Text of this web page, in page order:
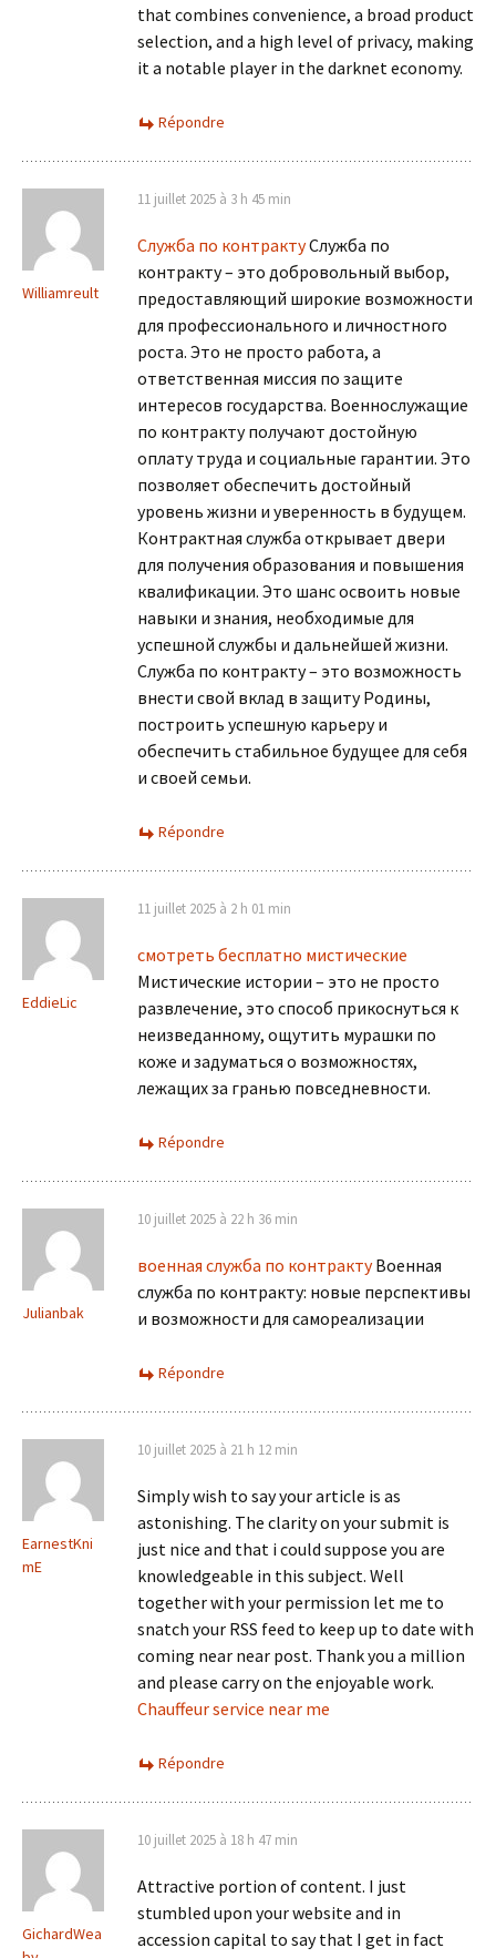
that combines convenience, a broad product
selection, and a high level of privacy, making
it a notable player in the darknet economy.
Répondre
Williamreult
11 juillet 2025 à 3 h 45 min
Служба по контрактуСлужба по
контракту – это добровольный выбор,
предоставляющий широкие возможности
для профессионального и личностного
роста. Это не просто работа, а
ответственная миссия по защите
интересов государства. Военнослужащие
по контракту получают достойную
оплату труда и социальные гарантии. Это
позволяет обеспечить достойный
уровень жизни и уверенность в будущем.
Контрактная служба открывает двери
для получения образования и повышения
квалификации. Это шанс освоить новые
навыки и знания, необходимые для
успешной службы и дальнейшей жизни.
Служба по контракту – это возможность
внести свой вклад в защиту Родины,
построить успешную карьеру и
обеспечить стабильное будущее для себя
и своей семьи.
Répondre
EddieLic
11 juillet 2025 à 2 h 01 min
смотреть бесплатно мистические
Мистические истории – это не просто
развлечение, это способ прикоснуться к
неизведанному, ощутить мурашки по
коже и задуматься о возможностях,
лежащих за гранью повседневности.
Répondre
Julianbak
10 juillet 2025 à 22 h 36 min
военная служба по контрактуВоенная
служба по контракту: новые перспективы
и возможности для самореализации
Répondre
EarnestKni
mE
10 juillet 2025 à 21 h 12 min
Simply wish to say your article is as
astonishing. The clarity on your submit is
just nice and that i could suppose you are
knowledgeable in this subject. Well
together with your permission let me to
snatch your RSS feed to keep up to date with
coming near near post. Thank you a million
and please carry on the enjoyable work.
Chauffeur service near me
Répondre
GichardWea
10 juillet 2025 à 18 h 47 min
Attractive portion of content. I just
stumbled upon your website and in
accession capital to say that I get in fact